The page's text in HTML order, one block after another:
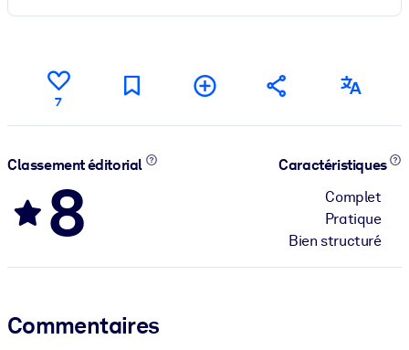
7
Classement éditorial
8
Caractéristiques
Complet
Pratique
Bien structuré
Commentaires